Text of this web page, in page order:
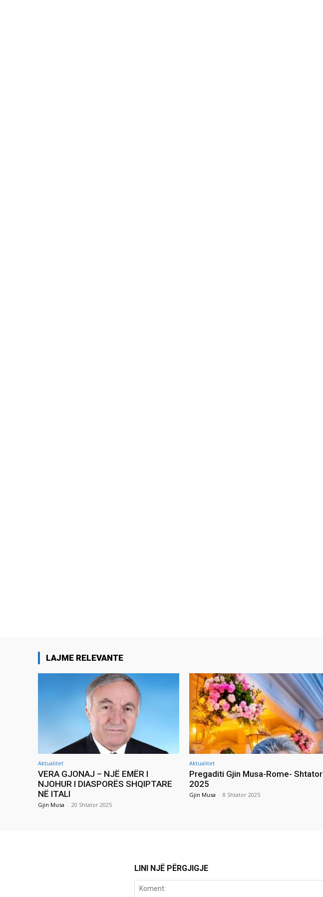
LAJME RELEVANTE
Aktualitet
VERA GJONAJ – NJË EMËR I
NJOHUR I DIASPORËS SHQIPTARE
NË ITALI
Gjin Musa - 20 Shtator 2025
Aktualitet
Pregaditi Gjin Musa-Rome- Shtator
2025
Gjin Musa - 8 Shtator 2025
LINI NJË PËRGJIGJE